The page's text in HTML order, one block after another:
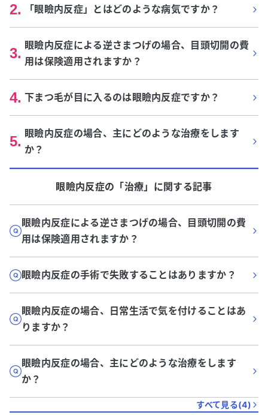
2. 「眼瞼内反症」とはどのような病気ですか？
3. 眼瞼内反症による逆さまつげの場合、目頭切開の費
用は保険適用されますか？
4. 下まつ毛が目に入るのは眼瞼内反症ですか？
5. 眼瞼内反症の場合、主にどのような治療をします
か？
眼瞼内反症の「治療」に関する記事
眼瞼内反症による逆さまつげの場合、目頭切開の費
用は保険適用されますか？
眼瞼内反症の手術で失敗することはありますか？
眼瞼内反症の場合、日常生活で気を付けることはあ
りますか？
眼瞼内反症の場合、主にどのような治療をします
か？
すべて見る(4)